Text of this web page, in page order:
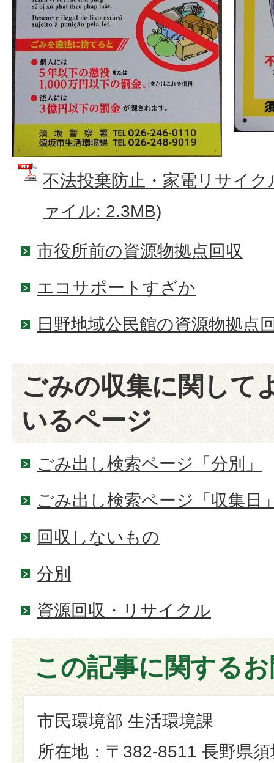
不法投棄防止・家電リサイ
ァイル: 2.3MB)
市役所前の資源物拠点回収
エコサポートすざか
日野地域公民館の資源物拠点
ごみの収集に関して
いるページ
ごみ出し検索ページ「分別」
ごみ出し検索ページ「収集日
回収しないもの
分別
資源回収・リサイクル
この記事に関する
市民環境部 生活環境課
所在地：〒382-8511 長野県